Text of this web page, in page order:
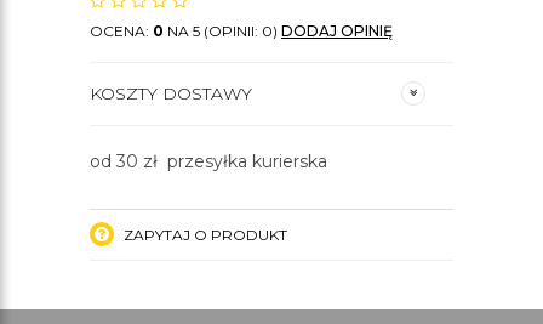
OCENA: 0 NA 5 (OPINII: 0) DODAJ OPINIĘ
KOSZTY DOSTAWY
od 30 zł przesyłka kurierska
ZAPYTAJ O PRODUKT